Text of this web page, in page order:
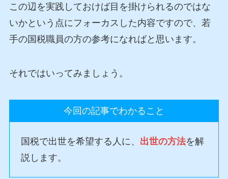
この辺を実践しておけば目を掛けられるのではな
いかという点にフォーカスした内容ですので、若
手の国税職員の方の参考になればと思います。
それではいってみましょう。
今回の記事でわかること
国税で出世を希望する人に、 出世の方法を解
説します。